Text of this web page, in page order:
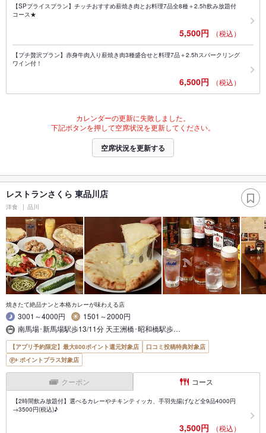
【SPプライスプラン】チッチおすすめ薪焼き肉とお料理7品全8種＋2.5h飲み放題付
コース★
5,500円 （税込）
【プチ贅沢プラン】赤身牛肉入り薪焼き肉3種盛合せと料理7品＋2.5hスパークリング
ワイン付！
6,500円 （税込）
カレンダーの更新に失敗しました。
下記ボタンを押して空席状況を更新してください。
空席状況を更新する
レストランさくら 東品川店
洋食 品川
焼きたて絶品ナンと本格カレーが味わえる店
3001～4000円
1501～2000円
南馬場･新馬場駅歩13/11分 天王洲橋･昭和橋駅歩…
【アプリ予約限定】最大800ポイント還元対象店
口コミ投稿特典対象店
ポイントプラス対象店
クーポン コース
【2時間飲み放題付】選べるカレーやチキンティッカ、手羽先揚げなど全9品4000円
→3500円(税込)♪
3,500円 （税込）